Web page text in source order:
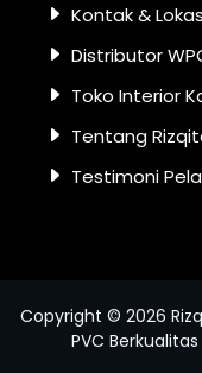
Kontak &
Distributor
Toko Interior
Tentang
Testimoni
Copyright © 2026
PVC